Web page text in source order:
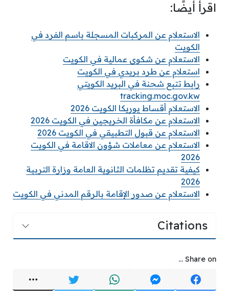
اقرأ أيضًا:
الاستعلام عن المركبات المسجلة باسم الفرد في
الكويت
الاستعلام عن شكوى عمالية في الكويت
استعلام عن طرد بريدي في الكويت
رابط تتبع شحنة في البريد الكويتي
tracking.moc.gov.kw
الاستعلام أقساط يوريكا الكويت 2026
الاستعلام عن مكافأة الخريجين في الكويت 2026
الاستعلام عن قبول التطبيقي في الكويت 2026
الاستعلام عن معاملات شؤون الاقامة في الكويت
2026
كيفية تقديم تظلمات الثانوية العامة وزارة التربية
2026
الاستعلام عن صدور الإقامة بالرقم المدني في الكويت
Citations
Share on ...